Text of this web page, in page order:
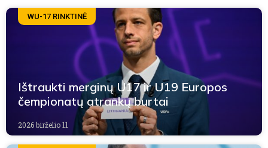
WU-17 RINKTINĖ
Ištraukti merginų U17 ir U19 Europos
čempionatų atrankų burtai
2026 birželio 11